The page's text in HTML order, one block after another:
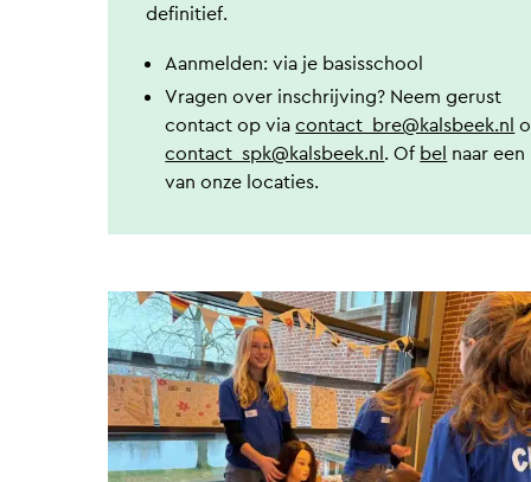
definitief.
Aanmelden: via je basisschool
Vragen over inschrijving? Neem gerust
contact op viacontact_bre@kalsbeek.nl
contact_spk@kalsbeek.nl. Of bel naar een
van onze locaties.